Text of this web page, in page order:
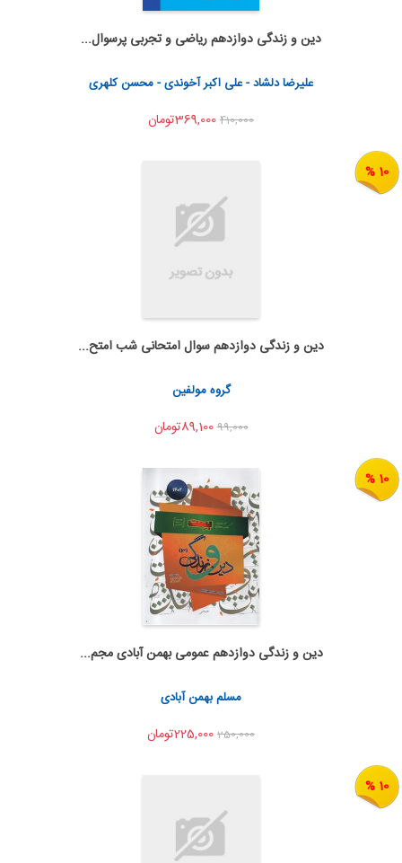
به من اطلاع بده
اشتراک گذاری
دین و زندگی دوازدهم ریاضی و تجربی پرسوال...
علیرضا دلشاد - علی اکبر آخوندی - محسن کلهری
410,000
10 %
به من اطلاع بده
اشتراک گذاری
دین و زندگی دوازدهم سوال امتحانی شب امتح...
گروه مولفین
99,00089,100تومان
10 %
به من اطلاع بده
اشتراک گذاری
دین و زندگی دوازدهم عمومی بهمن آبادی مجم...
مسلم بهمن آبادی
250,000
10 %